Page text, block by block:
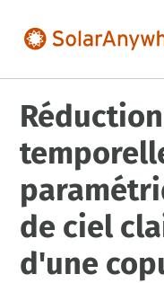
de ciel
d'une